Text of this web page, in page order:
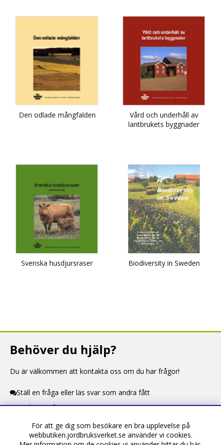
Den odlade mångfalden
Vård och underhåll av
lantbrukets byggnader
Svenska husdjursraser Biodiversity in Sweden
Behöver du hjälp?
Du är välkommen att kontakta oss om du har frågor!
Ställ en fråga eller läs svar som andra fått
Kontaktuppgifter
Information
För att ge dig som besökare en bra upplevelse på
webbutiken.jordbruksverket.se använder vi cookies.